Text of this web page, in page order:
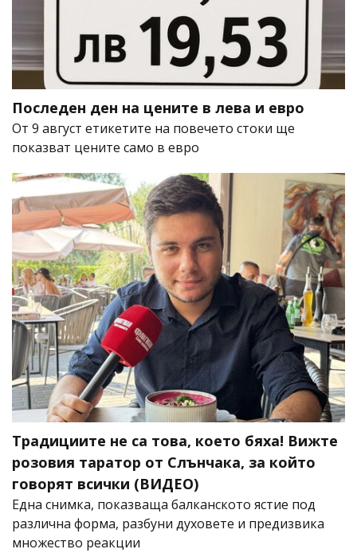
Последен ден на цените в лева и евро
От 9 август етикетите на повечето стоки ще
показват цените само в евро
Традициите не са това, което бяха! Вижте
розовия таратор от Слънчака, за който
говорят всички (ВИДЕО)
Една снимка, показваща балканското ястие под
различна форма, разбуни духовете и предизвика
множество реакции